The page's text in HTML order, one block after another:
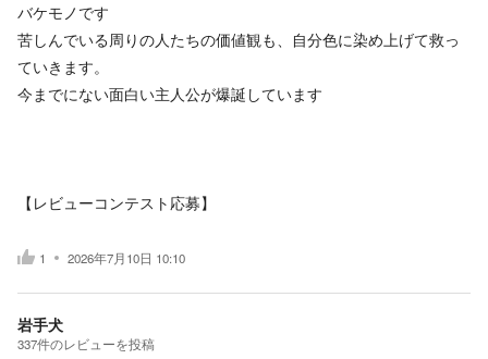
バケモノです
苦しんでいる周りの人たちの価値観も、自分色に染め上げて救っ
ていきます。
今までにない面白い主人公が爆誕しています
【レビューコンテスト応募】
1 2026年7月10日 10:10
岩手犬
337件のレビューを投稿